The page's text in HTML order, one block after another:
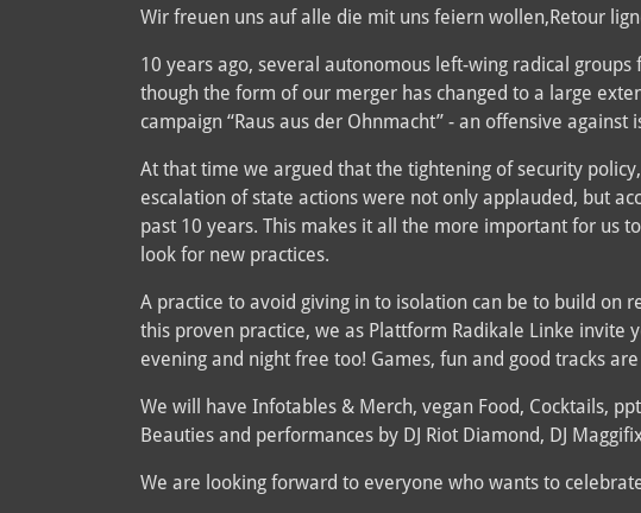
Wir freuen uns auf alle die mit uns feiern wollen,Retour
10 years ago, several autonomous left-wing radical
though the form of our merger has changed to a large
campaign “Raus aus der Ohnmacht” - an offensive
At that time we argued that the tightening of security
escalation of state actions were not only applauded, but
past 10 years. This makes it all the more important for us
look for new practices.
A practice to avoid giving in to isolation can be to build on
this proven practice, we as Plattform Radikale Linke invite
evening and night free too! Games, fun and good tracks
We will have Infotables & Merch, vegan Food, Cocktails,
Beauties and performances by DJ Riot Diamond, DJ
We are looking forward to everyone who wants to